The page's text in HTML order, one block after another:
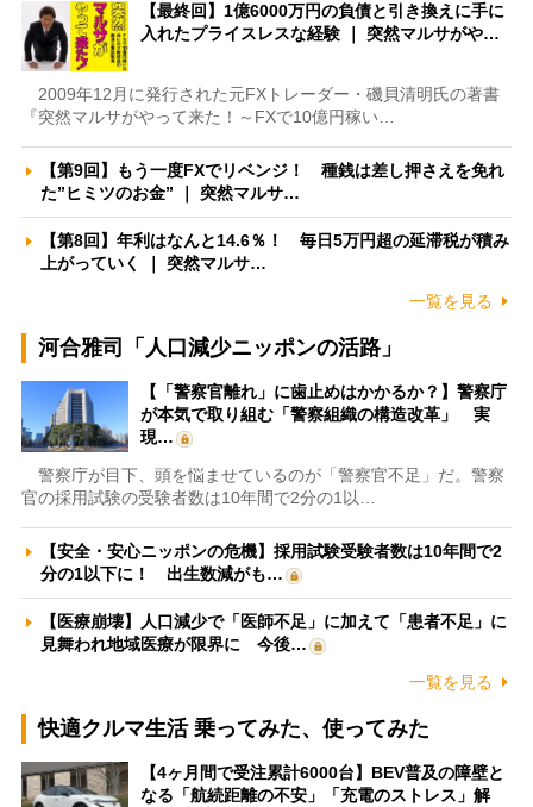
【最終回】1億6000万円の負債と引き換えに手に
入れたプライスレスな経験 ｜ 突然マルサがや…
2009年12月に発行された元FXトレーダー・磯貝清明氏の著書
『突然マルサがやって来た！～FXで10億円稼い…
【第9回】もう一度FXでリベンジ！ 種銭は差し押さえを免れ
た”ヒミツのお金” ｜ 突然マルサ…
【第8回】年利はなんと14.6％！ 毎日5万円超の延滞税が積み
上がっていく ｜ 突然マルサ…
一覧を見る
河合雅司「人口減少ニッポンの活路」
【「警察官離れ」に歯止めはかかるか？】警察庁
が本気で取り組む「警察組織の構造改革」 実
現…
警察庁が目下、頭を悩ませているのが「警察官不足」だ。警察
官の採用試験の受験者数は10年間で2分の1以…
【安全・安心ニッポンの危機】採用試験受験者数は10年間で2
分の1以下に！ 出生数減がも…
【医療崩壊】人口減少で「医師不足」に加えて「患者不足」に
見舞われ地域医療が限界に 今後…
一覧を見る
快適クルマ生活 乗ってみた、使ってみた
【4ヶ月間で受注累計6000台】BEV普及の障壁と
なる「航続距離の不安」「充電のストレス」解